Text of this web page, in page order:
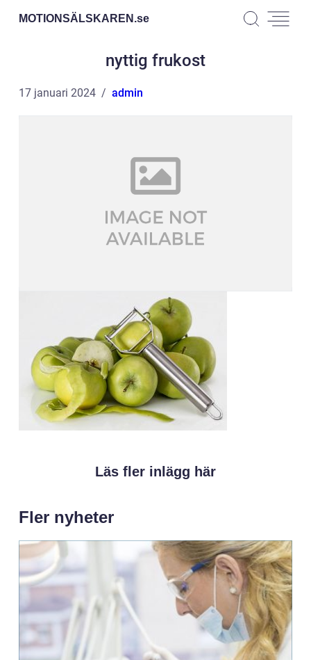
MOTIONSÄLSKAREN.se
nyttig frukost
17 januari 2024 admin
Läs fler inlägg här
Fler nyheter